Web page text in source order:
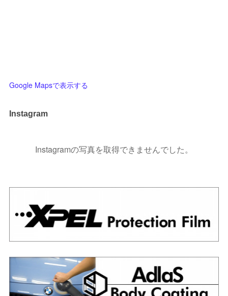
Google Mapsで表示する
Instagram
Instagramの写真を取得できませんでした。